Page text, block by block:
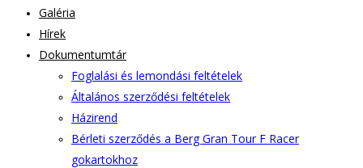
Galéria
Hírek
Dokumentumtár
Foglalási és lemondási feltételek
Általános szerződési feltételek
Házirend
Bérleti szerződés a Berg Gran Tour F Racer
gokartokhoz